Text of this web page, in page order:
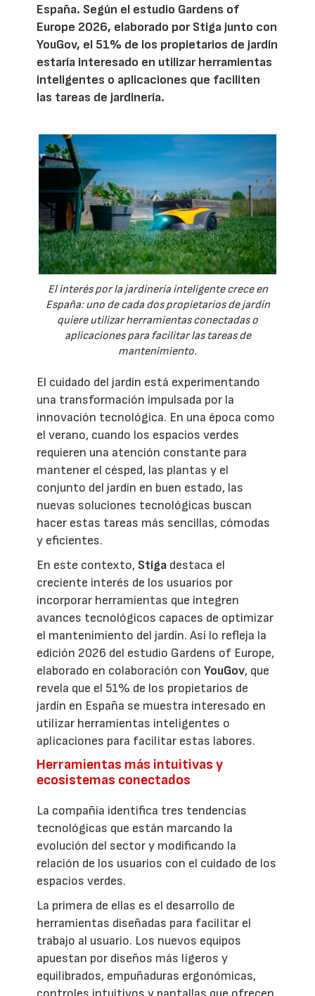
España. Según el estudio Gardens of
Europe 2026, elaborado por Stiga junto con
YouGov, el 51% de los propietarios de jardín
estaría interesado en utilizar herramientas
inteligentes o aplicaciones que faciliten
las tareas de jardinería.
El interés por la jardinería inteligente crece en
España: uno de cada dos propietarios de jardín
quiere utilizar herramientas conectadas o
aplicaciones para facilitar las tareas de
mantenimiento.
El cuidado del jardín está experimentando
una transformación impulsada por la
innovación tecnológica. En una época como
el verano, cuando los espacios verdes
requieren una atención constante para
mantener el césped, las plantas y el
conjunto del jardín en buen estado, las
nuevas soluciones tecnológicas buscan
hacer estas tareas más sencillas, cómodas
y eficientes.
En este contexto, Stiga destaca el
creciente interés de los usuarios por
incorporar herramientas que integren
avances tecnológicos capaces de optimizar
el mantenimiento del jardín. Así lo refleja la
edición 2026 del estudio Gardens of Europe,
elaborado en colaboración conYouGov, que
revela que el 51% de los propietarios de
jardín en España se muestra interesado en
utilizar herramientas inteligentes o
aplicaciones para facilitar estas labores.
Herramientas más intuitivas y
ecosistemas conectados
La compañía identifica tres tendencias
tecnológicas que están marcando la
evolución del sector y modificando la
relación de los usuarios con el cuidado de los
espacios verdes.
La primera de ellas es el desarrollo de
herramientas diseñadas para facilitar el
trabajo al usuario. Los nuevos equipos
apuestan por diseños más ligeros y
equilibrados, empuñaduras ergonómicas,